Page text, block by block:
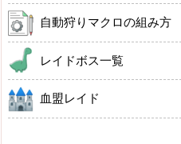
自動狩りマクロの組み方
レイドボス一覧
血盟レイド